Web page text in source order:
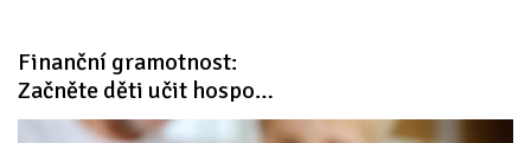
Finanční gramotnost:
Začněte děti učit hospodařit s penězi od školky